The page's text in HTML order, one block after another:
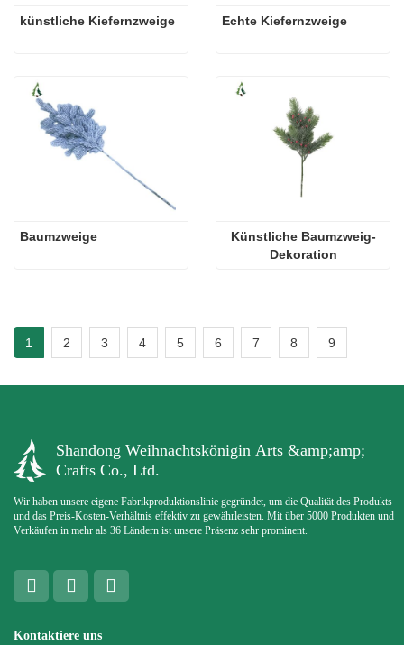
künstliche Kiefernzweige Echte Kiefernzweige
Baumzweige
Künstliche Baumzweig-
Dekoration
1 2 3 4 5 6 7 8 9
Shandong Weihnachtskönigin Arts &amp;amp;
Crafts Co., Ltd.
Wir haben unsere eigene Fabrikproduktionslinie gegründet, um die Qualität des Produkts
und das Preis-Kosten-Verhältnis effektiv zu gewährleisten. Mit über 5000 Produkten und
Verkäufen in mehr als 36 Ländern ist unsere Präsenz sehr prominent.
Kontaktiere uns